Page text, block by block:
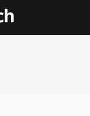
primeira